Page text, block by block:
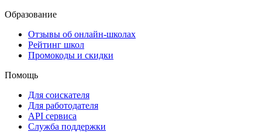
Образование
Отзывы об онлайн-школах
Рейтинг школ
Промокоды и скидки
Помощь
Для соискателя
Для работодателя
API сервиса
Служба поддержки